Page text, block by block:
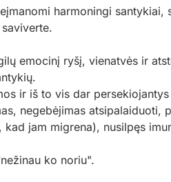
harmoningi
emocinį ryšį, vienatvės ir
ir iš to vis dar
negebėjimas
jam migrena), nusilpęs
ko noriu".